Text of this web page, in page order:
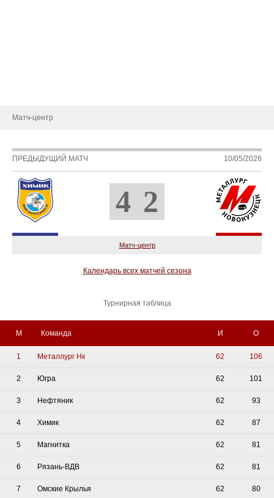
Матч-центр
ПРЕДЫДУЩИЙ МАТЧ 10/05/2026
4 2
Матч-центр
Календарь всех матчей сезона
Турнирная таблица
М Команда И О
1 Металлург Нк 62 106
2 Югра 62 101
3 Нефтяник 62 93
4 Химик 62 87
5 Магнитка 62 81
6 Рязань-ВДВ 62 81
7 Омские Крылья 62 80